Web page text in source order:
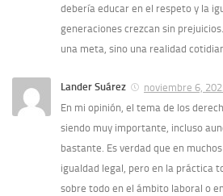
debería educar en el respeto y la
generaciones crezcan sin
una meta, sino una realidad
Lander Suárez
noviembre 6,
En mi opinión, el tema de los
siendo muy importante, incluso
bastante. Es verdad que en
igualdad legal, pero en la práctica
sobre todo en el ámbito laboral o